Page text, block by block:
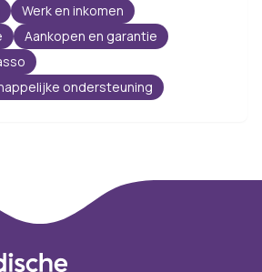
Werk en inkomen
Aankopen en garantie
ondersteuning